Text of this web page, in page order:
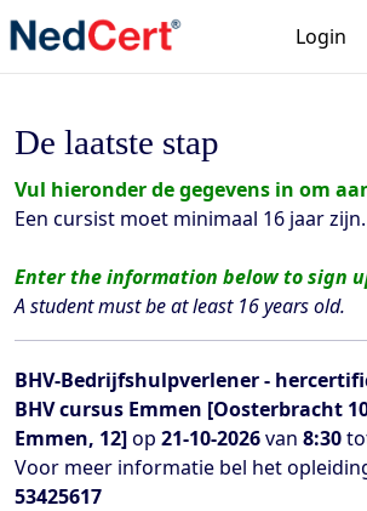
Login
De laatste stap
Vul hieronder de gegevens in om
Een cursist moet minimaal 16 jaar zijn.
Enter the information below to sign
A student must be at least 16 years old.
BHV-Bedrijfshulpverlener -
BHV cursus Emmen [Oosterbracht
Emmen, 12]op 21-10-2026van 8:30
Voor meer informatie bel het
53425617